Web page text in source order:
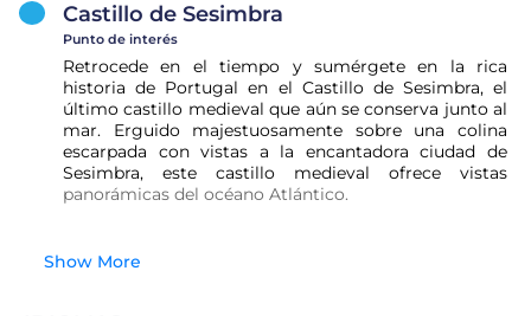
Castillo de Sesimbra
Punto de interés
Retrocede en el tiempo y sumérgete en la rica
historia de Portugal en el Castillo de Sesimbra, el
último castillo medieval que aún se conserva junto al
mar. Erguido majestuosamente sobre una colina
escarpada con vistas a la encantadora ciudad de
Sesimbra, este castillo medieval ofrece vistas
panorámicas del océano Atlántico.
Show More